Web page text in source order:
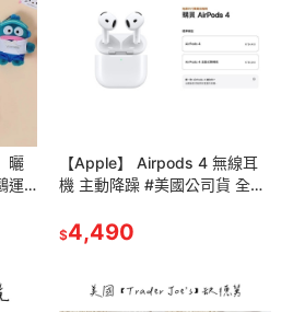
曬
運
【Apple】 Airpods 4 無線耳
機 主動降躁 #美國公司貨 全球
$4,490